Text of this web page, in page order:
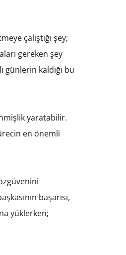
çalıştığı şey;
gereken şey
kaldığı bu
yaratabilir.
en önemli
başarısı,
yüklerken;